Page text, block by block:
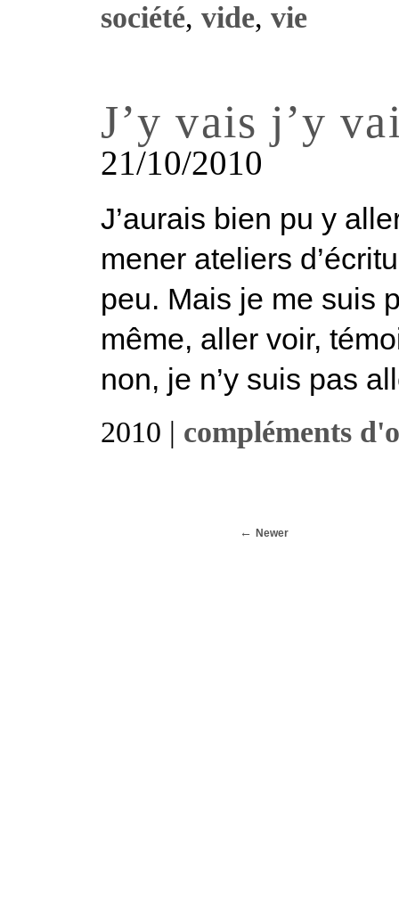
société, vide, vie
J’y vais j’y
21/10/2010
J’aurais bien pu y
mener ateliers
peu. Mais je me suis
même, aller voir,
non, je n’y suis pas
2010 | compléments
Newer